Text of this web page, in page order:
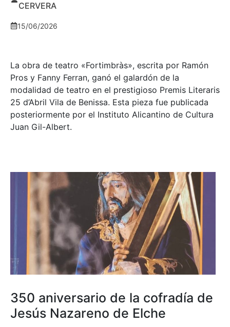
CERVERA
15/06/2026
La obra de teatro «Fortimbràs», escrita por Ramón
Pros y Fanny Ferran, ganó el galardón de la
modalidad de teatro en el prestigioso Premis Literaris
25 d’Abril Vila de Benissa. Esta pieza fue publicada
posteriormente por el Instituto Alicantino de Cultura
Juan Gil-Albert.
350 aniversario de la cofradía de
Jesús Nazareno de Elche